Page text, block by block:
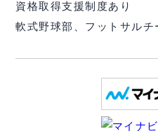
資格取得支援制度あり
軟式野球部、フットサル